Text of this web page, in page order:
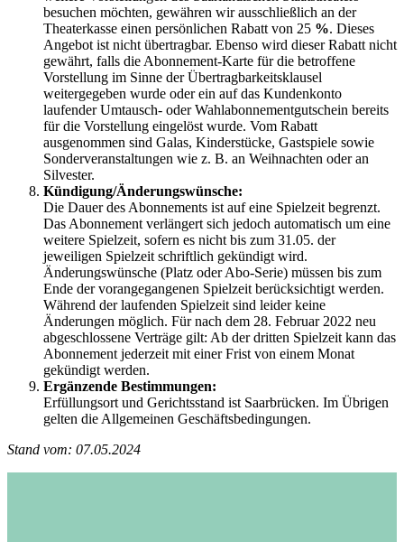
besuchen möchten, gewähren wir ausschließlich an der
Theaterkasse einen persönlichen Rabatt von 25 %. Dieses
Angebot ist nicht übertragbar. Ebenso wird dieser Rabatt nicht
gewährt, falls die Abonnement-Karte für die betroffene
Vorstellung im Sinne der Übertragbarkeitsklausel
weitergegeben wurde oder ein auf das Kundenkonto
laufender Umtausch- oder Wahlabonnementgutschein bereits
für die Vorstellung eingelöst wurde. Vom Rabatt
ausgenommen sind Galas, Kinderstücke, Gastspiele sowie
Sonderveranstaltungen wie z. B. an Weihnachten oder an
Silvester.
Kündigung/Änderungswünsche:
Die Dauer des Abonnements ist auf eine Spielzeit begrenzt.
Das Abonnement verlängert sich jedoch automatisch um eine
weitere Spielzeit, sofern es nicht bis zum 31.05. der
jeweiligen Spielzeit schriftlich gekündigt wird.
Änderungswünsche (Platz oder Abo-Serie) müssen bis zum
Ende der vorangegangenen Spielzeit berücksichtigt werden.
Während der laufenden Spielzeit sind leider keine
Änderungen möglich. Für nach dem 28. Februar 2022 neu
abgeschlossene Verträge gilt: Ab der dritten Spielzeit kann das
Abonnement jederzeit mit einer Frist von einem Monat
gekündigt werden.
Ergänzende Bestimmungen:
Erfüllungsort und Gerichtsstand ist Saarbrücken. Im Übrigen
gelten die Allgemeinen Geschäftsbedingungen.
Stand vom: 07.05.2024